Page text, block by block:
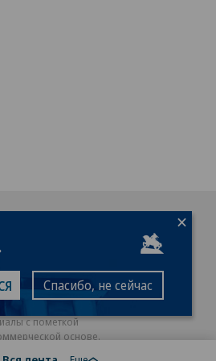
с пометкой
основе.
Спасибо, не сейчас